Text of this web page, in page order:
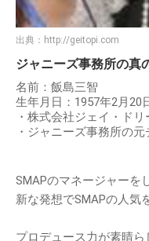
出典： http://geitopi.com
ジャニーズ事務所の真
名前：飯島三智
生年月日：1957年2月20
・株式会社ジェイ・ド
・ジャニーズ事務所の
SMAPのマネージャーを
新な発想でSMAPの人気
プロデュース力が素晴